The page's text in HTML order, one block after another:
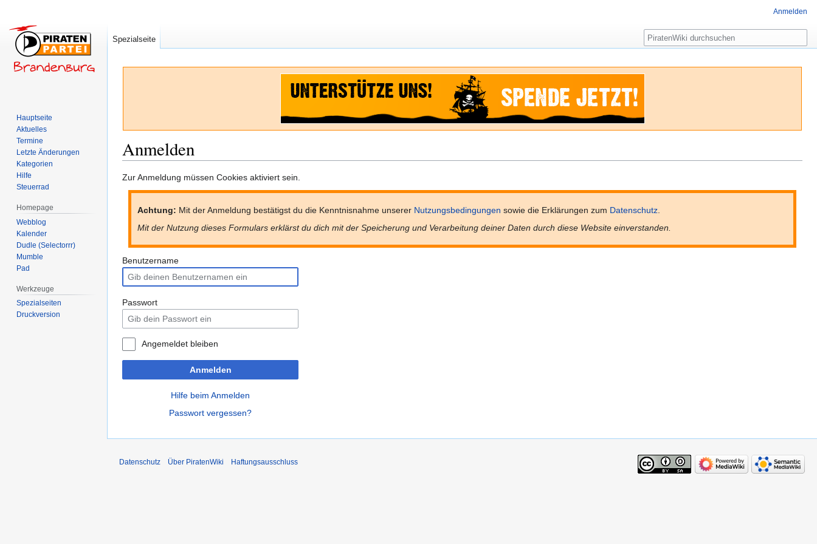
Anmelden
Zur
Navigation
Zur
Suche
Zur Anmeldung müssen Cookies aktiviert sein.
Achtung: Mit der Anmeldung bestätigst du die Kenntnisnahme unserer Nutzungsbedingungen sowie die Erklärungen zum Datenschutz
Mit der Nutzung dieses Formulars erklärst du dich mit der Speicherung und Verarbeitung deiner Daten durch diese Website einverstanden.
Benutzername
Passwort
Angemeldet bleiben
Anmelden
Hilfe beim Anmelden
Passwort vergessen?
Anmelden
Spezialseite Suche
Hauptseite
Aktuelles
Termine
Letzte Änderungen
Kategorien
Hilfe
Steuerrad
Homepage
Webblog
Kalender
Dudle (Selectorrr)
Mumble
Pad
Werkzeuge
Spezialseiten
Druckversion
Datenschutz Über PiratenWiki Haftungsausschluss